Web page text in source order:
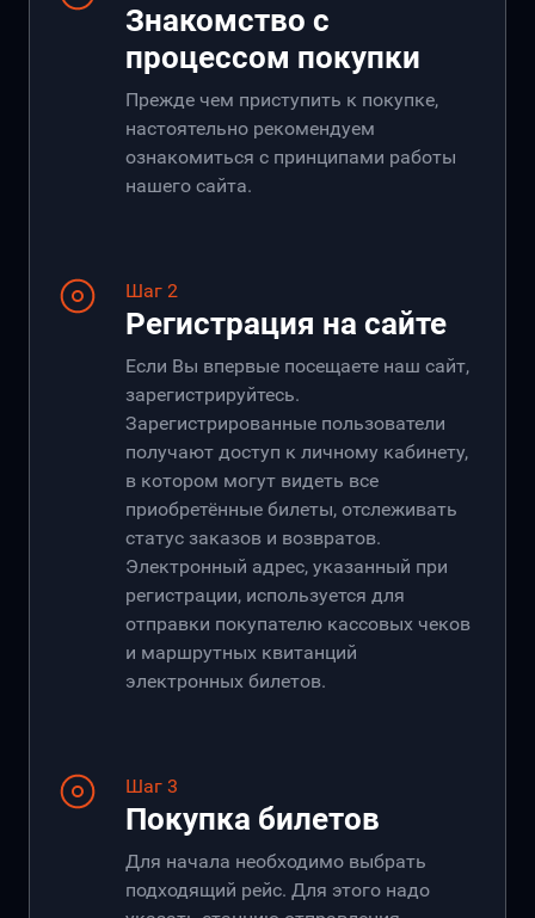
Знакомство с
процессом покупки
Прежде чем приступить к покупке,
настоятельно рекомендуем
ознакомиться с принципами работы
нашего сайта.
Шаг 2
Регистрация на сайте
Если Вы впервые посещаете наш сайт,
зарегистрируйтесь.
Зарегистрированные пользователи
получают доступ к личному кабинету,
в котором могут видеть все
приобретённые билеты, отслеживать
статус заказов и возвратов.
Электронный адрес, указанный при
регистрации, используется для
отправки покупателю кассовых чеков
и маршрутных квитанций
электронных билетов.
Шаг 3
Покупка билетов
Для начала необходимо выбрать
подходящий рейс. Для этого надо